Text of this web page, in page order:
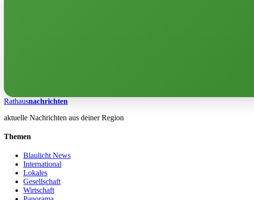
Rathausnachrichten
aktuelle Nachrichten aus deiner Region
Themen
Blaulicht News
International
Lokales
Gesellschaft
Wirtschaft